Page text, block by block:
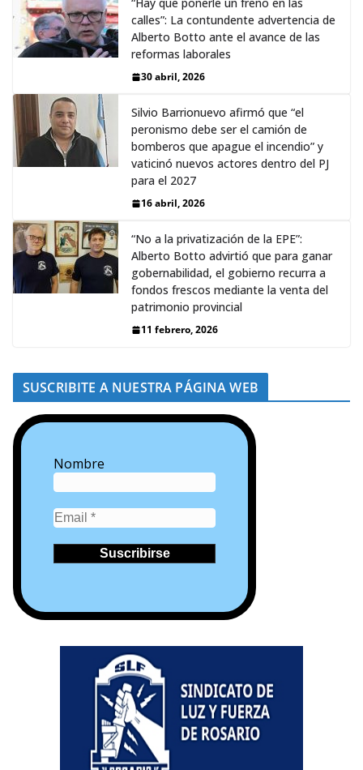
calles”: La contundente advertencia de
Alberto Botto ante el avance de las
reformas laborales
30 abril, 2026
Silvio Barrionuevo afirmó que “el
peronismo debe ser el camión de
bomberos que apague el incendio” y
vaticinó nuevos actores dentro del PJ
para el 2027
16 abril, 2026
“No a la privatización de la EPE”:
Alberto Botto advirtió que para ganar
gobernabilidad, el gobierno recurra a
fondos frescos mediante la venta del
patrimonio provincial
11 febrero, 2026
SUSCRIBITE A NUESTRA PÁGINA WEB
Nombre